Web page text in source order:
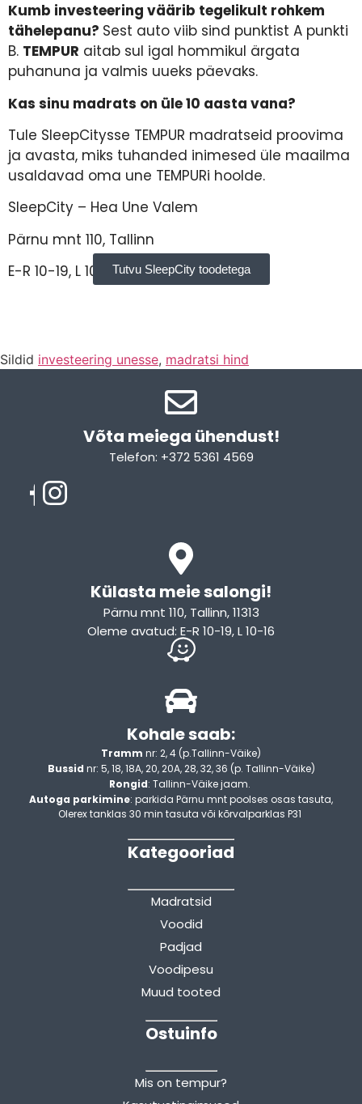
Kumb investeering väärib tegelikult rohkem
tähelepanu? Sest auto viib sind punktist A punkti
B. TEMPUR aitab sul igal hommikul ärgata
puhanuna ja valmis uueks päevaks.
Kas sinu madrats on üle 10 aasta vana?
Tule SleepCitysse TEMPUR madratseid proovima
ja avasta, miks tuhanded inimesed üle maailma
usaldavad oma une TEMPURi hoolde.
SleepCity – Hea Une Valem
Pärnu mnt 110, Tallinn
E-R 10-19, L 10-16Tutvu SleepCity toodetega
Sildid investeering unesse, madratsi hind
Võta meiega ühendust!​
Telefon: +372 5361 4569
Külasta meie salongi!
Pärnu mnt 110, Tallinn, 11313
Oleme avatud: E-R 10-19, L 10-16
Kohale saab:
Tramm nr: 2, 4 (p.Tallinn-Väike)
Bussid nr: 5, 18, 18A, 20, 20A, 28, 32, 36 (p. Tallinn-Väike)
Rongid: Tallinn-Väike jaam.
Autoga parkimine: parkida Pärnu mnt poolses osas tasuta,
Olerex tanklas 30 min tasuta või kõrvalparklas P31
Kategooriad
Madratsid
Voodid
Padjad
Voodipesu
Muud tooted
Ostuinfo
Mis on tempur?